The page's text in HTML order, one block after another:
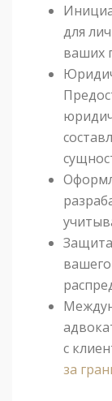
для
ваших
с
за